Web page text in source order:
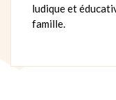
ludique et
famille.